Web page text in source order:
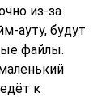
из-за
ауту, будут
файлы.
к